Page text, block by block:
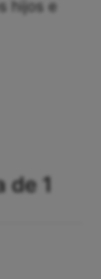
hijos e
de 1